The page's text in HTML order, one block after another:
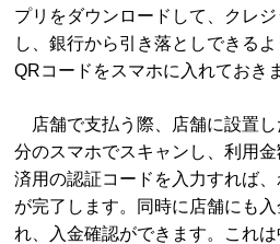
プリをダウンロードして、クレ
し、銀行から引き落としできる
QRコードをスマホに入れておき
店舗で支払う際、店舗に設置し
分のスマホでスキャンし、利用
済用の認証コードを入力すれば
が完了します。同時に店舗にも
れ、入金確認ができます。これ